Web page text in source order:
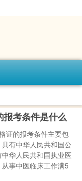
报考条件是什么
证的报考条件主要包
有中华人民共和国公
华人民共和国执业医
事中医临床工作满5